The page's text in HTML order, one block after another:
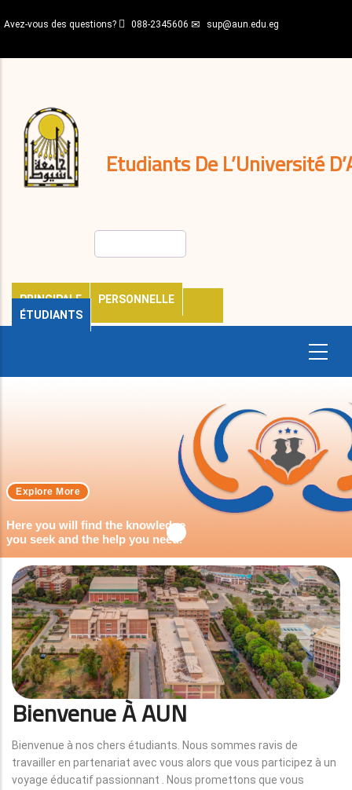
au
principal
Avez-vous des questions? 088-2345606 sup@aun.edu.eg
Etudiants De L’Université
PRINCIPALE
PERSONNELLE
ÉTUDIANTS
décisions
Expatriés
Journal
Here you will find the knowledge
you seek and the help you need.
Explore More
Bienvenue À AUN
Bienvenue à nos chers étudiants. Nous sommes ravis de
travailler en partenariat avec vous alors que vous participez à un
voyage éducatif passionnant . Nous promettons que vous